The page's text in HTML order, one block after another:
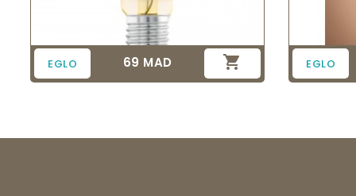
EGLO Prix
69 MAD  EGLO